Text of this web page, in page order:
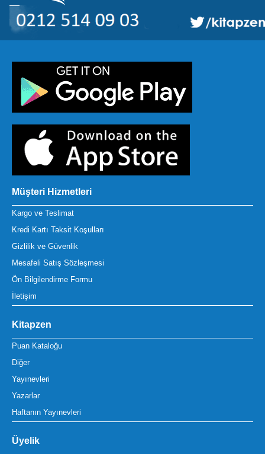
Müşteri Hizmetleri
Kargo ve Teslimat
Kredi Kartı Taksit Koşulları
Gizlilik ve Güvenlik
Mesafeli Satış Sözleşmesi
Ön Bilgilendirme Formu
İletişim
Kitapzen
Puan Kataloğu
Diğer
Yayınevleri
Yazarlar
Haftanın Yayınevleri
Üyelik